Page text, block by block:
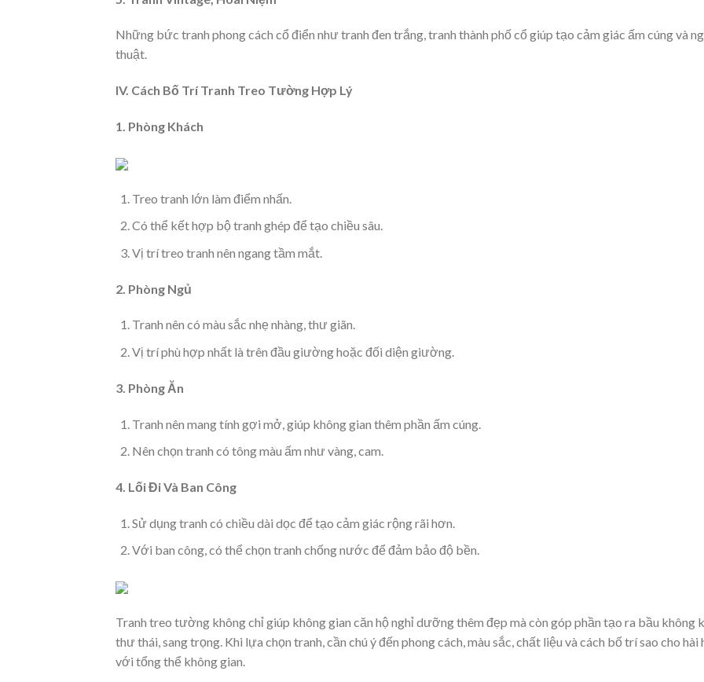
Những bức tranh phong cách cổ điển như tranh đen trắng, tranh thành phố cổ giúp tạo cảm giác ấm cúng và
thuật.
IV. Cách Bố Trí Tranh Treo Tường Hợp Lý
1. Phòng Khách
Treo tranh lớn làm điểm nhấn.
Có thể kết hợp bộ tranh ghép để tạo chiều sâu.
Vị trí treo tranh nên ngang tầm mắt.
2. Phòng Ngủ
Tranh nên có màu sắc nhẹ nhàng, thư giãn.
Vị trí phù hợp nhất là trên đầu giường hoặc đối diện giường.
3. Phòng Ăn
Tranh nên mang tính gợi mở, giúp không gian thêm phần ấm cúng.
Nên chọn tranh có tông màu ấm như vàng, cam.
4. Lối Đi Và Ban Công
Sử dụng tranh có chiều dài dọc để tạo cảm giác rộng rãi hơn.
Với ban công, có thể chọn tranh chống nước để đảm bảo độ bền.
Tranh treo tường không chỉ giúp không gian căn hộ nghỉ dưỡng thêm đẹp mà còn góp phần tạo ra bầu không
thư thái, sang trọng. Khi lựa chọn tranh, cần chú ý đến phong cách, màu sắc, chất liệu và cách bố trí sao cho hài
với tổng thể không gian.